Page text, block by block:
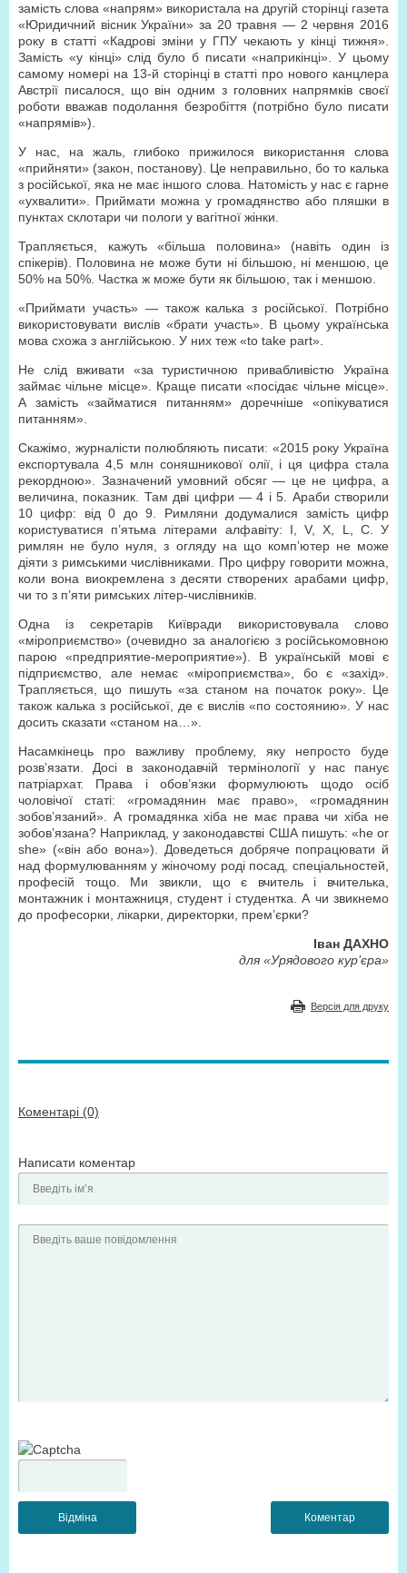
замість слова «напрям» використала на другій сторінці газета
«Юридичний вісник України» за 20 травня — 2 червня 2016
року в статті «Кадрові зміни у ГПУ чекають у кінці тижня».
Замість «у кінці» слід було б писати «наприкінці». У цьому
самому номері на 13-й сторінці в статті про нового канцлера
Австрії писалося, що він одним з головних напрямків своєї
роботи вважав подолання безробіття (потрібно було писати
«напрямів»).
У нас, на жаль, глибоко прижилося використання слова
«прийняти» (закон, постанову). Це неправильно, бо то калька
з російської, яка не має іншого слова. Натомість у нас є гарне
«ухвалити». Приймати можна у громадянство або пляшки в
пунктах склотари чи пологи у вагітної жінки.
Трапляється, кажуть «більша половина» (навіть один із
спікерів). Половина не може бути ні більшою, ні меншою, це
50% на 50%. Частка ж може бути як більшою, так і меншою.
«Приймати участь» — також калька з російської. Потрібно
використовувати вислів «брати участь». В цьому українська
мова схожа з англійською. У них теж «to take part».
Не слід вживати «за туристичною привабливістю Україна
займає чільне місце». Краще писати «посідає чільне місце».
А замість «займатися питанням» доречніше «опікуватися
питанням».
Скажімо, журналісти полюбляють писати: «2015 року Україна
експортувала 4,5 млн соняшникової олії, і ця цифра стала
рекордною». Зазначений умовний обсяг — це не цифра, а
величина, показник. Там дві цифри — 4 і 5. Араби створили
10 цифр: від 0 до 9. Римляни додумалися замість цифр
користуватися п’ятьма літерами алфавіту: I, V, X, L, C. У
римлян не було нуля, з огляду на що комп’ютер не може
діяти з римськими числівниками. Про цифру говорити можна,
коли вона виокремлена з десяти створених арабами цифр,
чи то з п’яти римських літер-числівників.
Одна із секретарів Київради використовувала слово
«міроприємство» (очевидно за аналогією з російськомовною
парою «предприятие-мероприятие»). В українській мові є
підприємство, але немає «міроприємства», бо є «захід».
Трапляється, що пишуть «за станом на початок року». Це
також калька з російської, де є вислів «по состоянию». У нас
досить сказати «станом на…».
Насамкінець про важливу проблему, яку непросто буде
розв’язати. Досі в законодавчій термінології у нас панує
патріархат. Права і обов’язки формулюють щодо осіб
чоловічої статі: «громадянин має право», «громадянин
зобов’язаний». А громадянка хіба не має права чи хіба не
зобов’язана? Наприклад, у законодавстві США пишуть: «he or
she» («він або вона»). Доведеться добряче попрацювати й
над формулюванням у жіночому роді посад, спеціальностей,
професій тощо. Ми звикли, що є вчитель і вчителька,
монтажник і монтажниця, студент і студентка. А чи звикнемо
до професорки, лікарки, директорки, прем’єрки?
Іван ДАХНО
для «Урядового кур’єра»
Версія для друку
Коментарі (0)
Написати коментар